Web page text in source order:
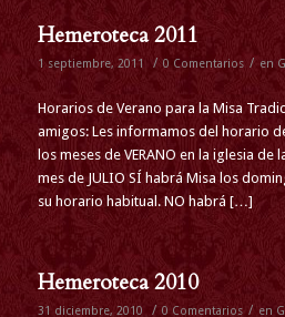
Hemeroteca 2011
1 septiembre, 2011 / 0 Comentarios / en
Horarios de Verano para la Misa
amigos: Les informamos del horario
los meses de VERANO en la iglesia de
mes de JULIO SÍ habrá Misa los
su horario habitual. NO habrá […]
Hemeroteca 2010
31 diciembre, 2010 / 0 Comentarios / en